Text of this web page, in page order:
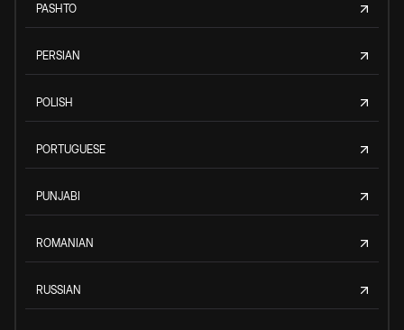
PASHTO
PERSIAN
POLISH
PORTUGUESE
PUNJABI
ROMANIAN
RUSSIAN